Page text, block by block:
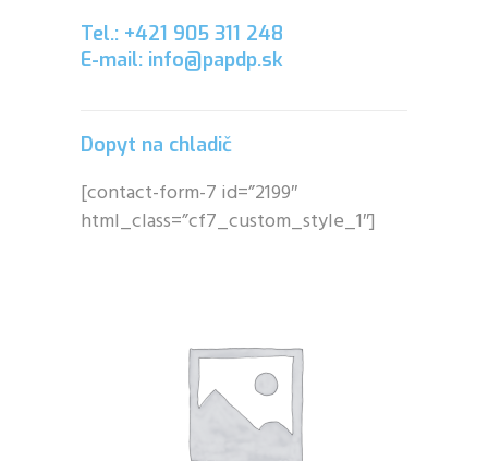
Tel.: +421 905 311 248
E-mail: info@papdp.sk
Dopyt na chladič
[contact-form-7 id=”2199″
html_class=”cf7_custom_style_1″]